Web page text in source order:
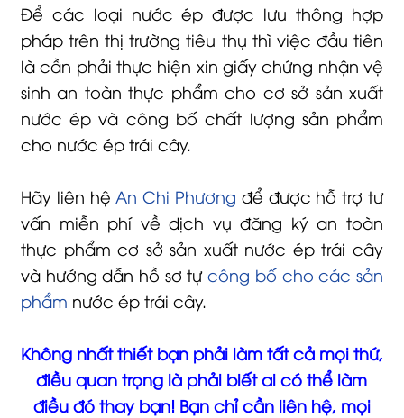
Để các loại nước ép được lưu thông hợp
pháp trên thị trường tiêu thụ thì việc đầu tiên
là cần phải thực hiện xin giấy chứng nhận vệ
sinh an toàn thực phẩm cho cơ sở sản xuất
nước ép và công bố chất lượng sản phẩm
cho nước ép trái cây.
Hãy liên hệ An Chi Phương để được hỗ trợ tư
vấn miễn phí về dịch vụ đăng ký an toàn
thực phẩm cơ sở sản xuất nước ép trái cây
và hướng dẫn hồ sơ tựcông bố cho các sản
phẩm nước ép trái cây.
Không nhất thiết bạn phải làm tất cả mọi thứ,
điều quan trọng là phải biết ai có thể làm
điều đó thay bạn! Bạn chỉ cần liên hệ, mọi